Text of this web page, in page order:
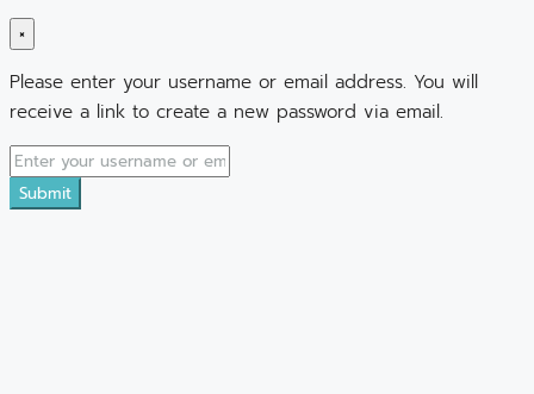
×
Please enter your username or email address. You will
receive a link to create a new password via email.
Submit